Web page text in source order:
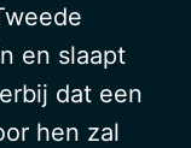
en slaapt
dat een
hen zal